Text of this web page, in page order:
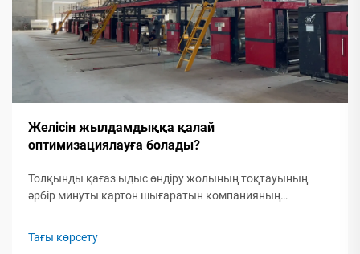
Желісін жылдамдыққа қалай
оптимизациялауға болады?
Толқынды қағаз ыдыс өндіру жолының тоқтауының
әрбір минуты картон шығаратын компанияның
шығындарын арттырады және материалдарды
Тағы көрсету